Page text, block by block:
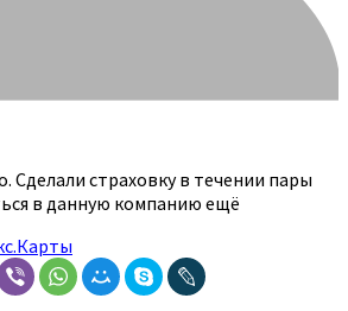
Сделали страховку в течении пары
в данную компанию ещё